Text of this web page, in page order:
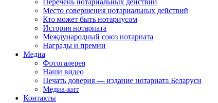
Перечень нотариальных действий
Место совершения нотариальных действий
Кто может быть нотариусом
История нотариата
Международный союз нотариата
Награды и премии
Медиа
Фотогалерея
Наши видео
Печать доверия — издание нотариата Беларуси
Медиа-кит
Контакты